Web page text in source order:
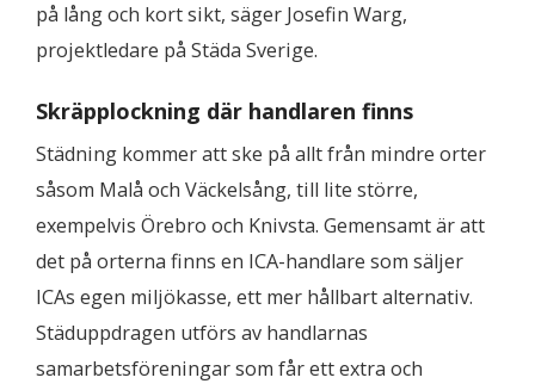
på lång och kort sikt, säger Josefin Warg,
projektledare på Städa Sverige.
Skräpplockning där handlaren finns
Städning kommer att ske på allt från mindre orter
såsom Malå och Väckelsång, till lite större,
exempelvis Örebro och Knivsta. Gemensamt är att
det på orterna finns en ICA-handlare som säljer
ICAs egen miljökasse, ett mer hållbart alternativ.
Städuppdragen utförs av handlarnas
samarbetsföreningar som får ett extra och